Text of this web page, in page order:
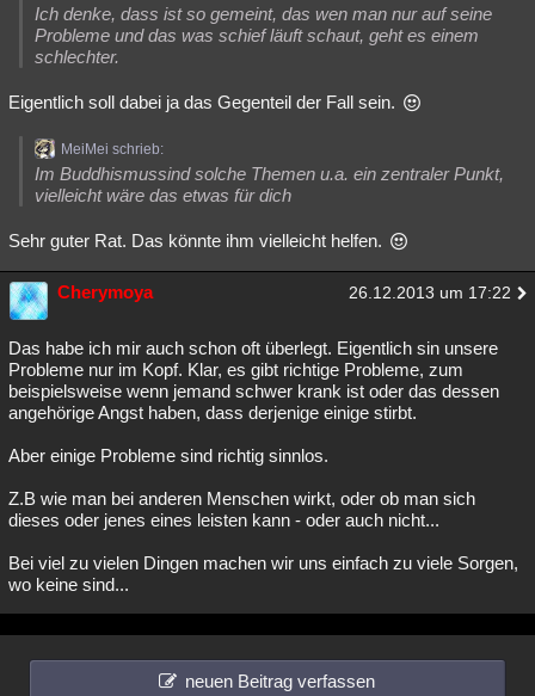
Ich denke, dass ist so gemeint, das wen man nur auf seine
Probleme und das was schief läuft schaut, geht es einem
schlechter.
Eigentlich soll dabei ja das Gegenteil der Fall sein.
MeiMei schrieb:
Im Buddhismussind solche Themen u.a. ein zentraler Punkt,
vielleicht wäre das etwas für dich
Sehr guter Rat. Das könnte ihm vielleicht helfen.
Cherymoya 26.12.2013 um 17:22
Das habe ich mir auch schon oft überlegt. Eigentlich sin unsere
Probleme nur im Kopf. Klar, es gibt richtige Probleme, zum
beispielsweise wenn jemand schwer krank ist oder das dessen
angehörige Angst haben, dass derjenige einige stirbt.
Aber einige Probleme sind richtig sinnlos.
Z.B wie man bei anderen Menschen wirkt, oder ob man sich
dieses oder jenes eines leisten kann - oder auch nicht...
Bei viel zu vielen Dingen machen wir uns einfach zu viele Sorgen,
wo keine sind...
neuen Beitrag verfassen